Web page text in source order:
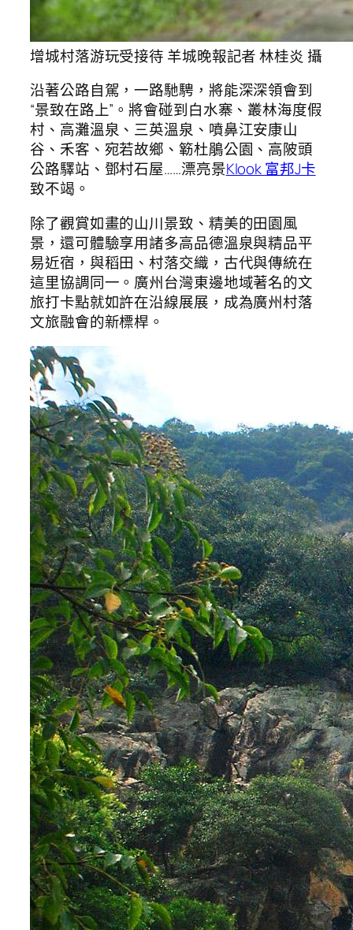
增城村落游玩受接待 羊城晚報記者 林桂炎 攝
沿著公路自駕，一路馳騁，將能深深領會到
“景致在路上”。將會碰到白水寨、叢林海度假
村、高灘溫泉、三英溫泉、噴鼻江安康山
谷、禾客、宛若故鄉、簕杜鵑公園、高陂頭
公路驛站、鄧村石屋……漂亮景Klook 富邦J卡
致不竭。
除了觀賞如畫的山川景致、精美的田園風
景，還可體驗享用諸多高品德溫泉與精品平
易近宿，與稻田、村落交織，古代與傳統在
這里協調同一。廣州台灣東邊地域著名的文
旅打卡點就如許在沿線展展，成為廣州村落
文旅融會的新標桿。